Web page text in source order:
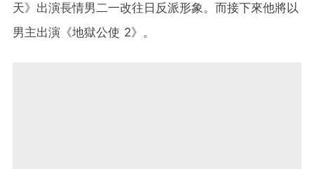
天》出演長情男二一改往日反派形象。而接下來他將以
男主出演《地獄公使 2》。